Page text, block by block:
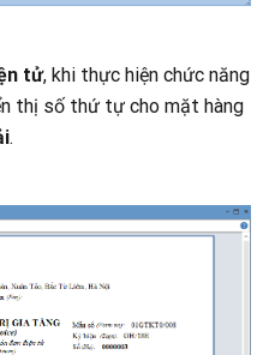
tử, khi thực hiện chức năng
thị số thứ tự cho mặt hàng
.